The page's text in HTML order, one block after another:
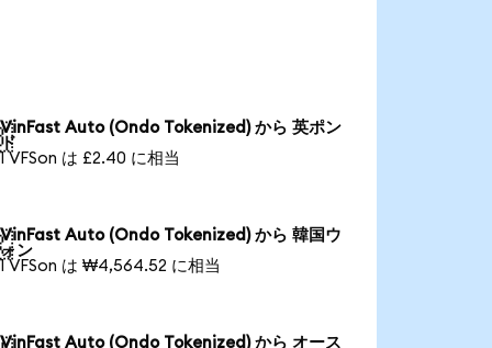
VinFast Auto (Ondo Tokenized) から 英ポン
ド
1 VFSon は £2.40 に相当
VinFast Auto (Ondo Tokenized) から 韓国ウ
ォン
1 VFSon は ₩4,564.52 に相当
VinFast Auto (Ondo Tokenized) から オース